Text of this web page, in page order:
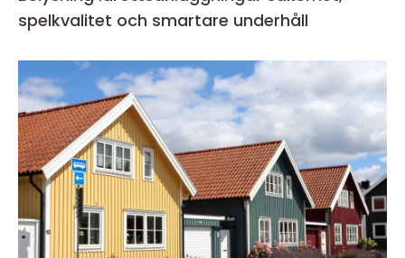
spelkvalitet och smartare underhåll